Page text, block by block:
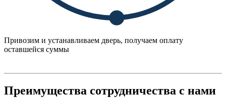
Привозим и устанавливаем дверь, получаем оплату
оставшейся суммы
Преимущества сотрудничества с нами